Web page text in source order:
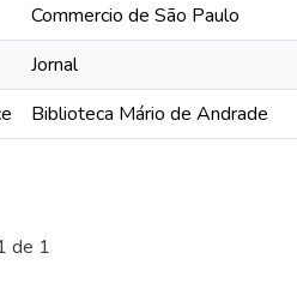
Commercio de São Paulo
Jornal
Biblioteca Mário de Andrade
de 1